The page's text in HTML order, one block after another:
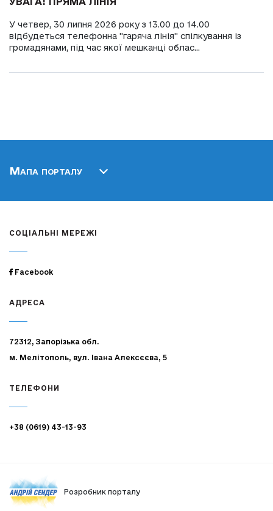
У четвер, 30 липня 2026 року з 13.00 до 14.00
відбудеться телефонна "гаряча лінія" спілкування із
громадянами, під час якої мешканці облас...
Мапа порталу
СОЦІАЛЬНІ МЕРЕЖІ
Facebook
АДРЕСА
72312, Запорізька обл.
м. Мелітополь, вул. Івана Алексєєва, 5
ТЕЛЕФОНИ
+38 (0619) 43-13-93
Розробник порталу